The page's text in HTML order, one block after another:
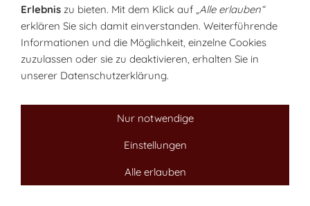
2017 Markus
Kunz
Markus und
Claudia Kunz
Walter und
EstherStöckli
Fotos 201
Erlebnis zu bieten. Mit dem Klick auf „Alle erlauben“
erklären Sie sich damit einverstanden. Weiterführende
Informationen und die Möglichkeit, einzelne Cookies
zuzulassen oder sie zu deaktivieren, erhalten Sie in
unserer Datenschutzerklärung.
Nur notwendige
Einstellungen
Alle erlauben